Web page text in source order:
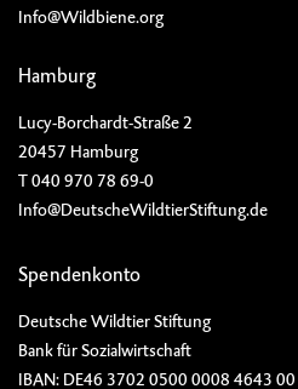
Info@Wildbiene.org
Hamburg
Lucy-Borchardt-Straße 2
20457 Hamburg
T 040 970 78 69-0
Info@DeutscheWildtierStiftung.de
Spendenkonto
Deutsche Wildtier Stiftung
Bank für Sozialwirtschaft
IBAN: DE46 3702 0500 0008 4643 00